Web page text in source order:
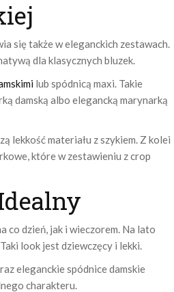
się także w eleganckich zestawach.
dla klasycznych bluzek.
lub spódnicą maxi. Takie
damską albo elegancką marynarką
lekkość materiału z szykiem. Z kolei
które w zestawieniu z crop
co dzień, jak i wieczorem. Na lato
look jest dziewczęcy i lekki.
eleganckie spódnice damskie
charakteru.